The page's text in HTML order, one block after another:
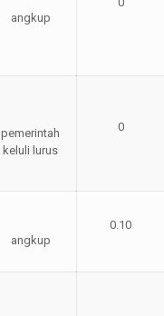
angkup
pemerintah
keluli lurus
0
angkup
0.10